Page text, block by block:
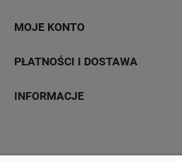
MOJE KONTO
PŁATNOŚCI I DOSTAWA
INFORMACJE